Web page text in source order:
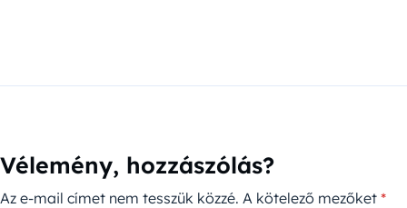
Vélemény, hozzászólás?
Az e-mail címet nem tesszük közzé. A kötelező mezőket *